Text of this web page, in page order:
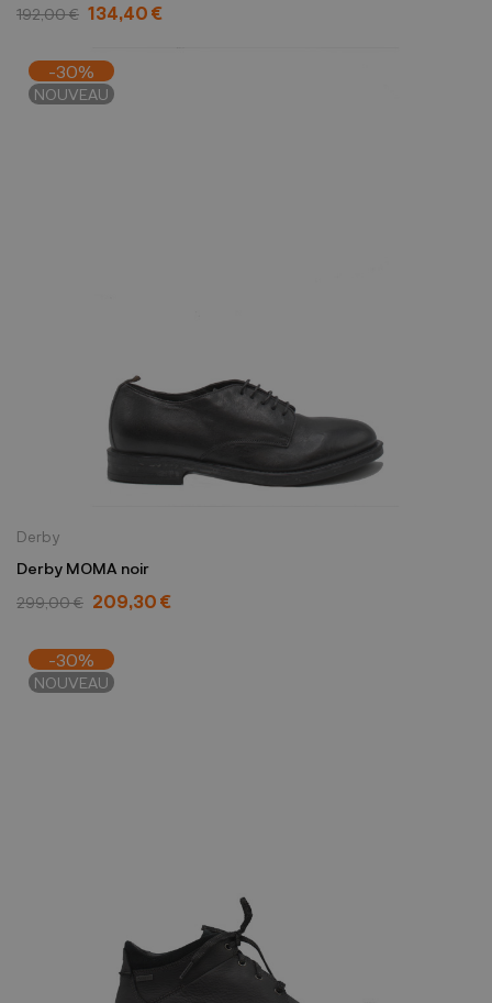
192,00 € 134,40 €
-30%
NOUVEAU
Derby
Derby MOMA noir
299,00 € 209,30 €
-30%
NOUVEAU